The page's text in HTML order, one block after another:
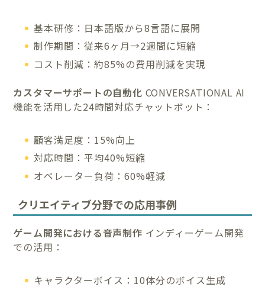
基本研修：日本語版から8言語に展開
制作期間：従来6ヶ月→2週間に短縮
コスト削減：約85%の費用削減を実現
カスタマーサポートの自動化 CONVERSATIONAL AI
機能を活用した24時間対応チャットボット：
顧客満足度：15%向上
対応時間：平均40%短縮
オペレーター負荷：60%軽減
クリエイティブ分野での応用事例
ゲーム開発における音声制作 インディーゲーム開発
での活用：
キャラクターボイス：10体分のボイス生成